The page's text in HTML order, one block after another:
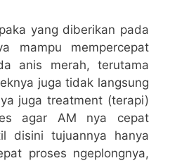
yang diberikan pada
mampu mempercepat
anis merah, terutama
juga tidak langsung
juga treatment (terapi)
agar AM nya cepat
disini tujuannya hanya
proses ngeplongnya,